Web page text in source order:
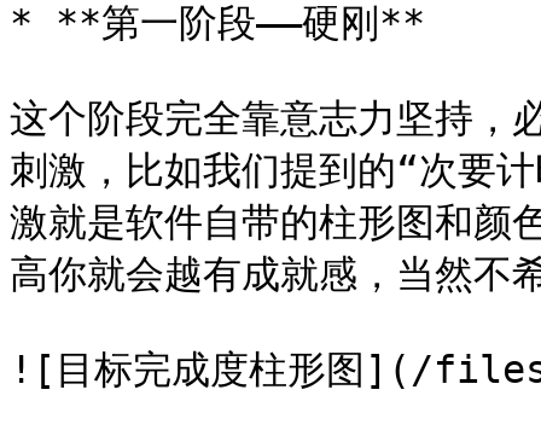
* **第一阶段——硬刚**
这个阶段完全靠意志力坚持，
刺激，比如我们提到的“次要
激就是软件自带的柱形图和颜
高你就会越有成就感，当然不
![目标完成度柱形图](/